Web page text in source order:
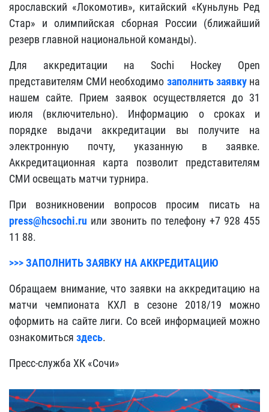
ярославский «Локомотив», китайский «Куньлунь Ред
Стар» и олимпийская сборная России (ближайший
резерв главной национальной команды).
Для аккредитации на Sochi Hockey Open
представителям СМИ необходимо заполнить заявкуна
нашем сайте. Прием заявок осуществляется до 31
июля (включительно). Информацию о сроках и
порядке выдачи аккредитации вы получите на
электронную почту, указанную в заявке.
Аккредитационная карта позволит представителям
СМИ освещать матчи турнира.
При возникновении вопросов просим писать на
press@hcsochi.ru или звонить по телефону +7 928 455
11 88.
>>> ЗАПОЛНИТЬ ЗАЯВКУ НА АККРЕДИТАЦИЮ
Обращаем внимание, что заявки на аккредитацию на
матчи чемпионата КХЛ в сезоне 2018/19 можно
оформить на сайте лиги. Со всей информацией можно
ознакомиться здесь.
Пресс-служба ХК «Сочи»